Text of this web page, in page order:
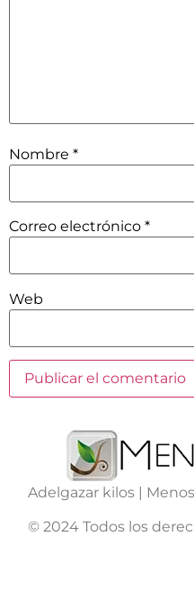
Nombre *
Correo electrónico *
Web
Adelgazar kilos |
© 2024 Todos los